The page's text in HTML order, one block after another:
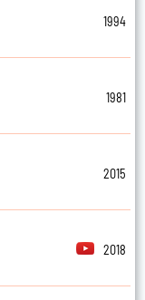
1994
1981
2015
2018